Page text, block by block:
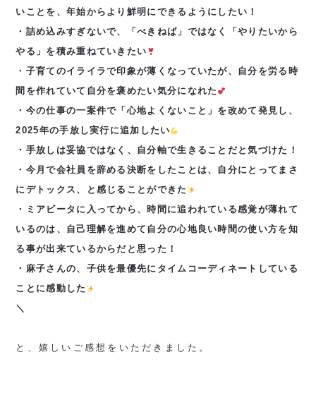
いことを、年始からより鮮明にできるようにしたい！
・詰め込みすぎないで、「べきねば」ではなく「やりたいから
やる」を積み重ねていきたい
・子育てのイライラで印象が薄くなっていたが、自分を労る時
間を作れていて自分を褒めたい気分になれた
・今の仕事の一案件で「心地よくないこと」を改めて発見し、
2025年の手放し実行に追加したい
・手放しは妥協ではなく、自分軸で生きることだと気づけた！
・今月で会社員を辞める決断をしたことは、自分にとってまさ
にデトックス、と感じることができた
・ミアビータに入ってから、時間に追われている感覚が薄れて
いるのは、自己理解を進めて自分の心地良い時間の使い方を知
る事が出来ているからだと思った！
・麻子さんの、子供を最優先にタイムコーディネートしている
ことに感動した
＼
と、嬉しいご感想をいただきました。